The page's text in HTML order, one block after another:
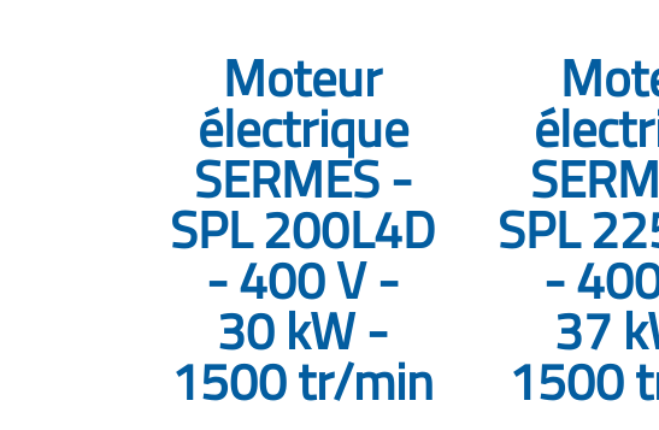
Moteur
électrique
SERMES -
SPL 200L4D
- 400 V -
30 kW -
1500 tr/min
SPL
-
37
1500